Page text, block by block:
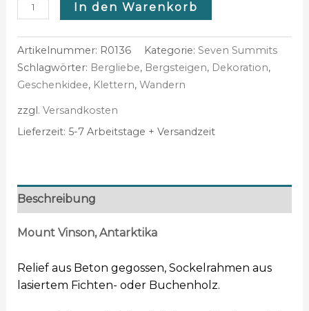
In den Warenkorb
Artikelnummer: R0136 Kategorie: Seven Summits
Schlagwörter: Bergliebe, Bergsteigen, Dekoration,
Geschenkidee, Klettern, Wandern
zzgl. Versandkosten
Lieferzeit: 5-7 Arbeitstage + Versandzeit
Beschreibung
Mount Vinson, Antarktika
Relief aus Beton gegossen, Sockelrahmen aus
lasiertem Fichten- oder Buchenholz.